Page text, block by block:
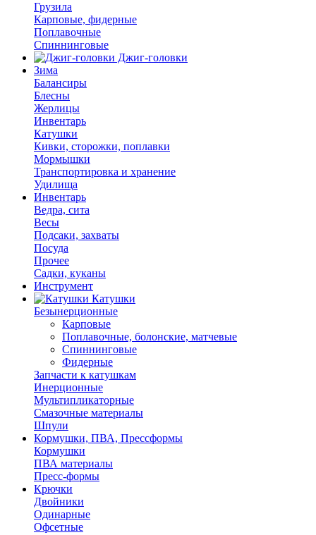
Грузила
Карповые, фидерные
Поплавочные
Спиннинговые
Джиг-головки
Зима
Балансиры
Блесны
Жерлицы
Инвентарь
Катушки
Кивки, сторожки, поплавки
Мормышки
Транспортировка и хранение
Удилища
Инвентарь
Ведра, сита
Весы
Подсаки, захваты
Посуда
Прочее
Садки, куканы
Инструмент
Катушки
Безынерционные
Карповые
Поплавочные, болонские, матчевые
Спиннинговые
Фидерные
Запчасти к катушкам
Инерционные
Мультипликаторные
Смазочные материалы
Шпули
Кормушки, ПВА, Прессформы
Кормушки
ПВА материалы
Пресс-формы
Крючки
Двойники
Одинарные
Офсетные